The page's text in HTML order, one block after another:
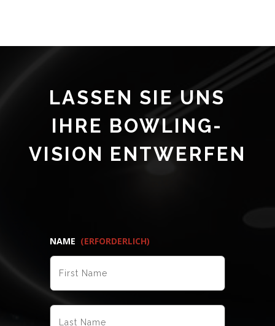
LASSEN SIE UNS
IHRE BOWLING-
VISION ENTWERFEN
NAME (ERFORDERLICH)
VORNAME
NACHNAME